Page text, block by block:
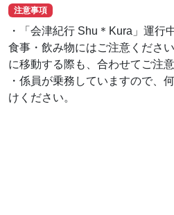
注意事項
・「会津紀行 Shu＊Kura」運行
食事・飲み物にはご注意くださ
に移動する際も、合わせてご注意
・係員が乗務していますので、
けください。